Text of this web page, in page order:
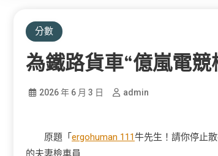
分數
為鐵路貨車“億嵐電
2026 年 6 月 3 日 admin
原題「 ergohuman 111牛先生！請你停止
的夫妻檢車員